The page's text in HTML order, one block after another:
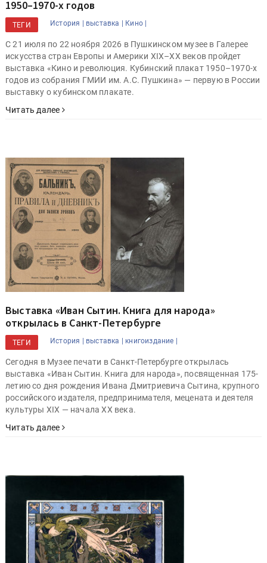
1950–1970-х годов
ТЕГИ История | выставка | Кино |
С 21 июля по 22 ноября 2026 в Пушкинском музее в Галерее
искусства стран Европы и Америки XIX–XX веков пройдет
выставка «Кино и революция. Кубинский плакат 1950–1970-х
годов из собрания ГМИИ им. А.С. Пушкина» — первую в России
выставку о кубинском плакате.
Читать далее
Выставка «Иван Сытин. Книга для народа»
открылась в Санкт-Петербурге
ТЕГИ История | выставка | книгоиздание |
Сегодня в Музее печати в Санкт-Петербурге открылась
выставка «Иван Сытин. Книга для народа», посвященная 175-
летию со дня рождения Ивана Дмитриевича Сытина, крупного
российского издателя, предпринимателя, мецената и деятеля
культуры XIX — начала ХХ века.
Читать далее